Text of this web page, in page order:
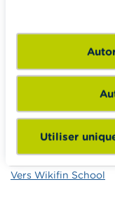
Utiliser
En savoir plus sur
enseignants du
formations pour les
à la consommation
Vers Wikifin School